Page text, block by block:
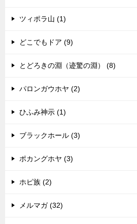
ツィポラ山 (1)
どこでもドア (9)
とどろきの淵（迹驚の淵） (8)
パロンガウホヤ (2)
ひふみ神示 (1)
ブラックホール (3)
ポカングホヤ (3)
ホピ族 (2)
メルマガ (32)